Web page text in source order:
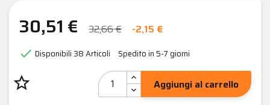
30,51 € 32,66 € -2,15 €
 Disponibili38 Articoli Spedito in 5-7 giorni
star_border
Aggiungi al carrello